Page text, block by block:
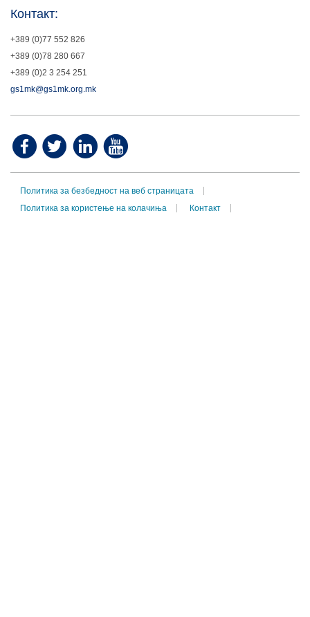
Контакт:
+389 (0)77 552 826
+389 (0)78 280 667
+389 (0)2 3 254 251
gs1mk@gs1mk.org.mk
Политика за безбедност на веб страницата
Политика за користење на колачиња
Контакт